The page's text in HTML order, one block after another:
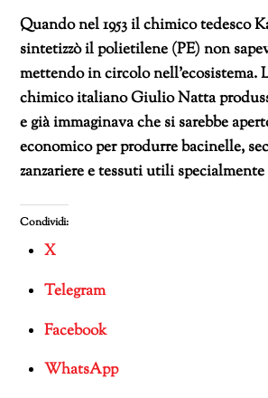
Quando nel 1953 il chimico tedesco
sintetizzò il polietilene (PE) non
mettendo in circolo nell’ecosistema.
chimico italiano Giulio Natta
e già immaginava che si sarebbe
economico per produrre bacinelle,
zanzariere e tessuti utili
Condividi:
X
Telegram
Facebook
WhatsApp